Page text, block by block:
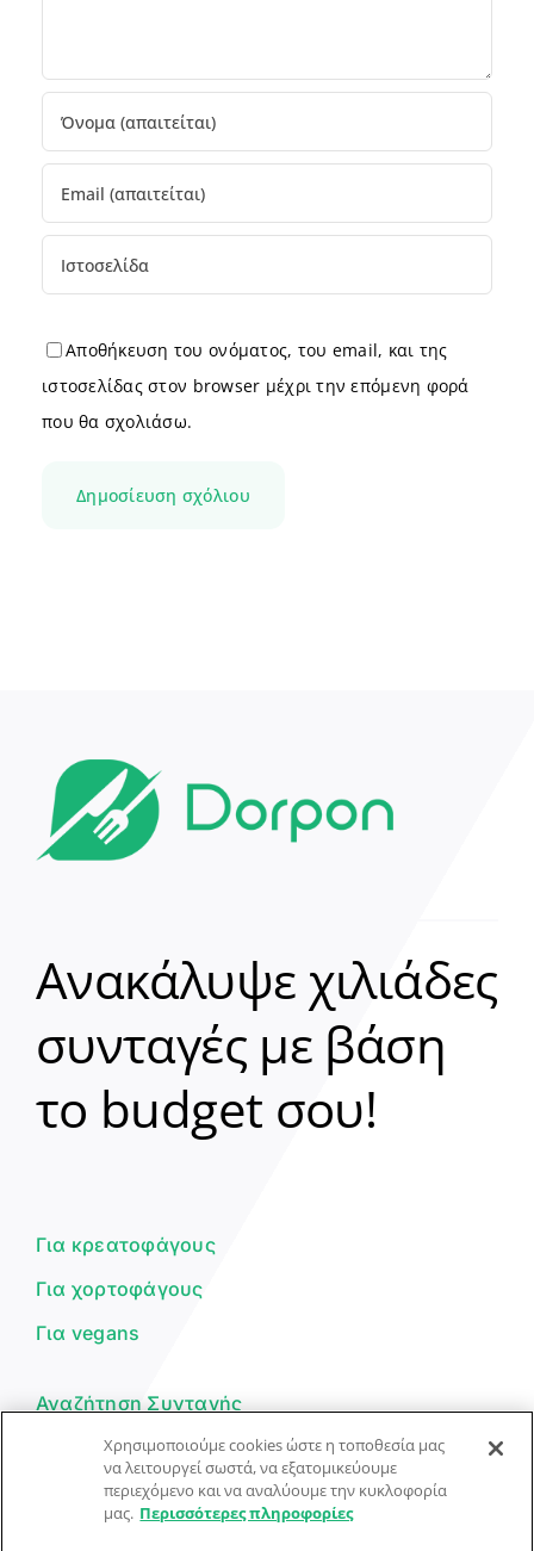
Αποθήκευση του ονόματος, του email, και της
ιστοσελίδας στον browser μέχρι την επόμενη φορά
που θα σχολιάσω.
Ανακάλυψε χιλιάδες
συνταγές με βάση
το budget σου!
Για κρεατοφάγους
Για χορτοφάγους
Για vegans
Αναζήτηση Συνταγής
Υποβολή Συνταγής
Φόρμα Επικοινωνίας
Χρησιμοποιούμε cookies ώστε η τοποθεσία μας
να λειτουργεί σωστά, να εξατομικεύουμε
περιεχόμενο και να αναλύουμε την κυκλοφορία
μας. Περισσότερες πληροφορίες